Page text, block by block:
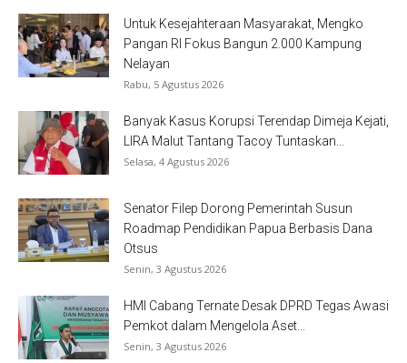
Untuk Kesejahteraan Masyarakat, Mengko
Pangan RI Fokus Bangun 2.000 Kampung
Nelayan
Rabu, 5 Agustus 2026
Banyak Kasus Korupsi Terendap Dimeja Kejati,
LIRA Malut Tantang Tacoy Tuntaskan...
Selasa, 4 Agustus 2026
Senator Filep Dorong Pemerintah Susun
Roadmap Pendidikan Papua Berbasis Dana
Otsus
Senin, 3 Agustus 2026
HMI Cabang Ternate Desak DPRD Tegas Awasi
Pemkot dalam Mengelola Aset...
Senin, 3 Agustus 2026